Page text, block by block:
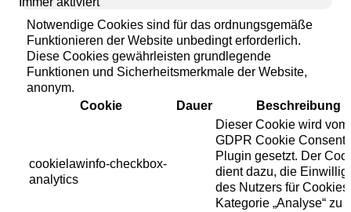
Notwendige Cookies sind für das ordnungsgemäße
Funktionieren der Website unbedingt erforderlich.
Diese Cookies gewährleisten grundlegende
Funktionen und Sicherheitsmerkmale der Website,
anonym.
Cookie
Dauer Beschreibung
cookielawinfo-checkbox-
analytics
Dieser Cookie wird vom
GDPR Cookie Consent
Plugin gesetzt. Der
dient dazu, die
des Nutzers für Cookies
Kategorie „Analyse“ zu